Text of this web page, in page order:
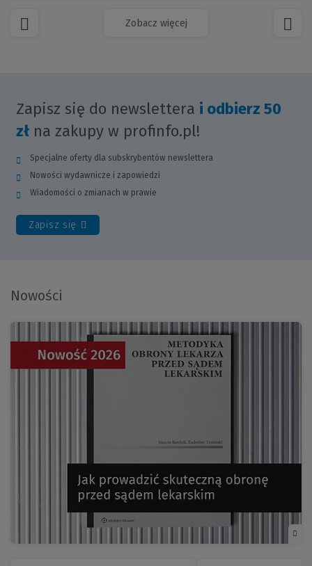
Zobacz więcej
Zapisz się do newslettera i odbierz 50
zł na zakupy w profinfo.pl!
Specjalne oferty dla subskrybentów newslettera
Nowości wydawnicze i zapowiedzi
Wiadomości o zmianach w prawie
Zapisz się
Nowości
okno)